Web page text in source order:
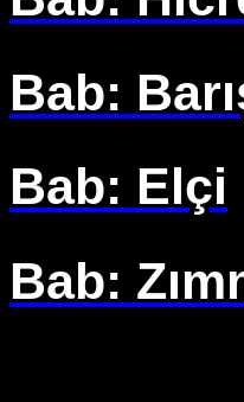
Bab:
Bab: Elçi
Bab: